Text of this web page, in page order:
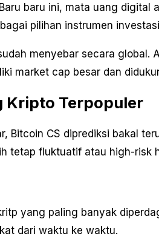
baru ini, mata uang digital
pilihan instrumen
menyebar secara
market cap besar dan
Kripto Terpopuler
Bitcoin CS diprediksi bakal
tetap fluktuatif atau high-risk
yang paling banyak
dari waktu ke waktu.